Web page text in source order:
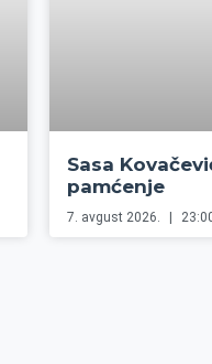
Sasa
pamćenje
7. avgust 2026.